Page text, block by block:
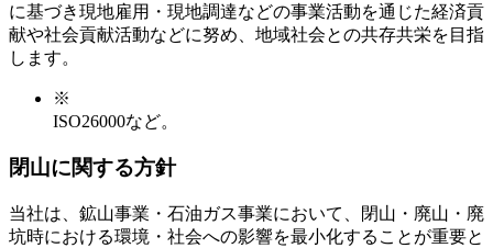
に基づき現地雇用・現地調達などの事業活動を通じた経済貢
献や社会貢献活動などに努め、地域社会との共存共栄を目指
します。
※
ISO26000など。
閉山に関する方針
当社は、鉱山事業・石油ガス事業において、閉山・廃山・廃
坑時における環境・社会への影響を最小化することが重要と